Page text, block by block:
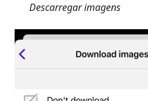
Descarregar imagens